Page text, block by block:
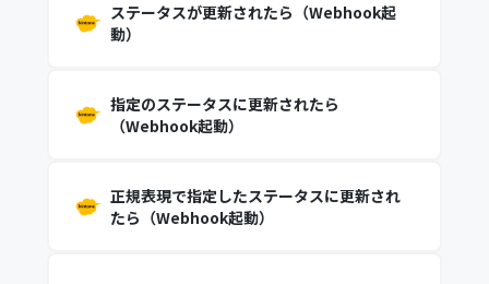
ステータスが更新されたら（Webhook起
動）
指定のステータスに更新されたら
（Webhook起動）
正規表現で指定したステータスに更新され
たら（Webhook起動）